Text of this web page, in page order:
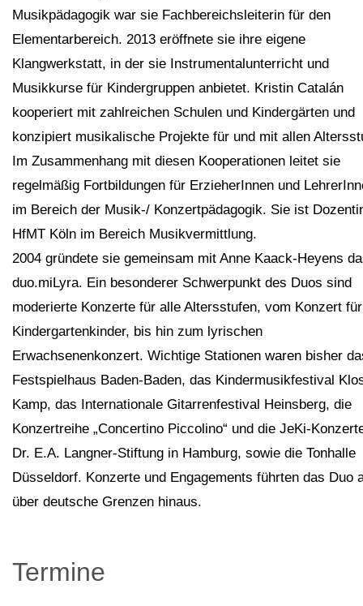
Musikpädagogik war sie Fachbereichsleiterin für den
Elementarbereich. 2013 eröffnete sie ihre eigene
Klangwerkstatt, in der sie Instrumentalunterricht und
Musikkurse für Kindergruppen anbietet. Kristin Catalán
kooperiert mit zahlreichen Schulen und Kindergärten und
konzipiert musikalische Projekte für und mit allen
Im Zusammenhang mit diesen Kooperationen leitet sie
regelmäßig Fortbildungen für ErzieherInnen und
im Bereich der Musik-/ Konzertpädagogik. Sie ist
HfMT Köln im Bereich Musikvermittlung.
2004 gründete sie gemeinsam mit Anne Kaack-Heyens
duo.miLyra. Ein besonderer Schwerpunkt des Duos sind
moderierte Konzerte für alle Altersstufen, vom Konzert für
Kindergartenkinder, bis hin zum lyrischen
Erwachsenenkonzert. Wichtige Stationen waren bisher
Festspielhaus Baden-Baden, das Kindermusikfestival
Kamp, das Internationale Gitarrenfestival Heinsberg, die
Konzertreihe „Concertino Piccolino“ und die JeKi-
Dr. E.A. Langner-Stiftung in Hamburg, sowie die Tonhalle
Düsseldorf. Konzerte und Engagements führten das Duo
über deutsche Grenzen hinaus.
Termine